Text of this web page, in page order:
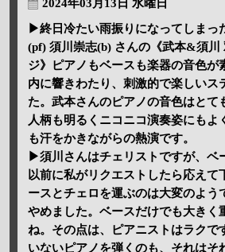
2024年03月13日 水曜日
▶終日冷たい雨振りになってしまっ
(pf) 須川崇志(b) さんの《武本&須川
ジ》ピアノもベースも楽器の音色が
内に響きわたり、刺激的で楽しいス
た。武本さんのピアノの音色はとて
人柄も明るくニコニコ演奏姿にもよ
も汗をかきながらの熱演です。
▶須川さんはチェリストですが、ベ
以前に私がリクエストしたら応えて
ースとチェロを運ぶのは大変のよう
やめました。ベースだけでも大きく
ね。その点は、ピアニストはラクで
いないピアノを弾くのも、それはそ